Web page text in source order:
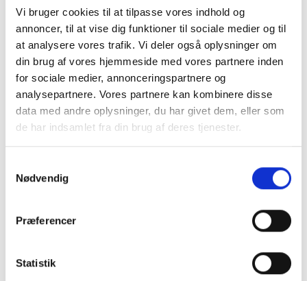
Vi bruger cookies til at tilpasse vores indhold og
annoncer, til at vise dig funktioner til sociale medier og til
at analysere vores trafik. Vi deler også oplysninger om
din brug af vores hjemmeside med vores partnere inden
for sociale medier, annonceringspartnere og
analysepartnere. Vores partnere kan kombinere disse
data med andre oplysninger, du har givet dem, eller som
de har indsamlet fra din brug af deres tjenester.
Nødvendig
Præferencer
Statistik
Til stofhåndklæder / vaskeklude.
MERE PRODUKTINFO - KLIK HER
LÆG I KURV
BESKRIVELSE
Håndklædedispenser, rustfri stål, PROOX ONE Pure -
Til stofhåndklæder / vaskeklude
Håndklæde dispenser produceret i rustfrit stål i højeste
kvalitet.
Fin børstet overflade-struktur.